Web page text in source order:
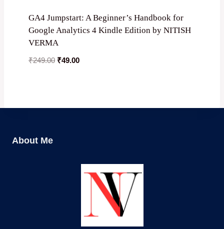
GA4 Jumpstart: A Beginner’s Handbook for
Google Analytics 4 Kindle Edition by NITISH
VERMA
₹249.00 Original
₹49.00Current
About Me